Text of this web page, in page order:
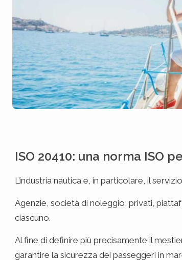
ISO 20410: una norma ISO
L’industria nautica e, in particolare, il
Agenzie, società di noleggio, privati,
ciascuno.
Al fine di definire più precisamente il
garantire la sicurezza dei passeggeri in